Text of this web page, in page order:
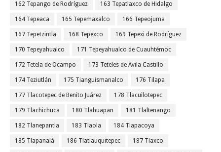
162 Tepango de Rodríguez 163 Tepatlaxco de Hidalgo
164 Tepeaca 165 Tepemaxalco 166 Tepeojuma
167 Tepetzintla 168 Tepexco 169 Tepexi de Rodríguez
170 Tepeyahualco 171 Tepeyahualco de Cuauhtémoc
172 Tetela de Ocampo 173 Teteles de Avila Castillo
174 Teziutlán 175 Tianguismanalco 176 Tilapa
177 Tlacotepec de Benito Juárez 178 Tlacuilotepec
179 Tlachichuca 180 Tlahuapan 181 Tlaltenango
182 Tlanepantla 183 Tlaola 184 Tlapacoya
185 Tlapanalá 186 Tlatlauquitepec 187 Tlaxco